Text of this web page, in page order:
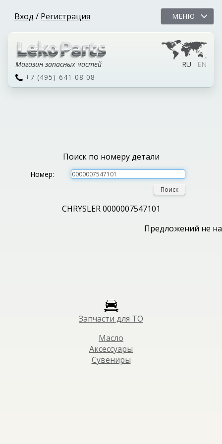
Вход / Регистрация МЕНЮ
Магазин запасных частей RU
EN
+7 (495) 641 08 08
Поиск по номеру детали
Номер:
Поиск
CHRYSLER 0000007547101
Предложений не
Запчасти для ТО
Масло
Аксессуары
Сувениры